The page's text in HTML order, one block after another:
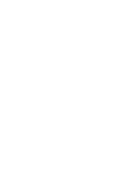
Quick Mount
Glass schützen Sie
kombiniert
vor Kratzern,
DLC-Schicht die
Eine Anti-
Abdrücke und
Optik.